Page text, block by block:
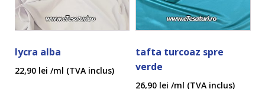
lycra alba
22,90 lei /ml (TVA inclus)
tafta turcoaz spre
verde
26,90 lei /ml (TVA inclus)